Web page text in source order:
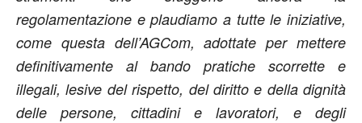
regolamentazione e plaudiamo a tutte le iniziative,
come questa dell’AGCom, adottate per mettere
definitivamente al bando pratiche scorrette e
illegali, lesive del rispetto, del diritto e della dignità
delle persone, cittadini e lavoratori, e degli